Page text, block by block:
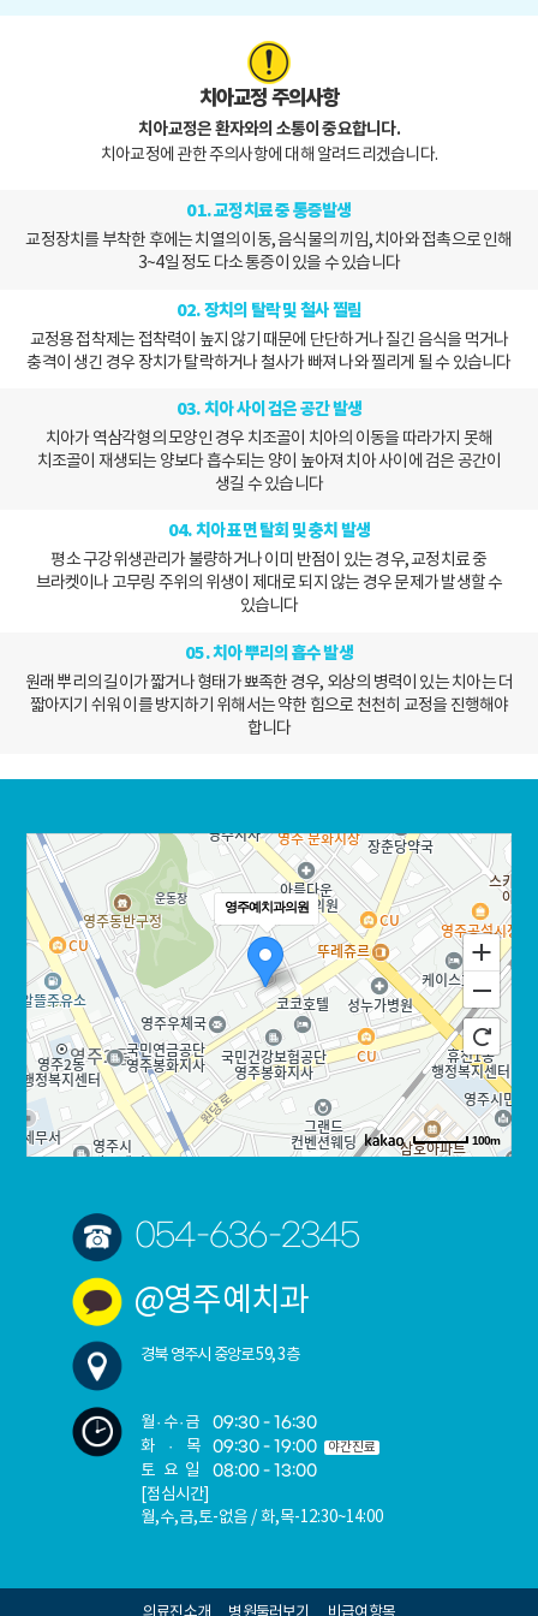
치아교정 주의사항
치아교정은 환자와의 소통이 중요합니다.
치아교정에 관한 주의사항에 대해 알려드리겠습니다.
01. 교정치료 중 통증발생
교정장치를 부착한 후에는 치열의 이동, 음식물의 끼임, 치아와 접촉으로 인해
3~4일 정도 다소 통증이 있을 수 있습니다
02. 장치의 탈락 및 철사 찔림
교정용 접착제는 접착력이 높지 않기 때문에 단단하거나 질긴 음식을 먹거나
충격이 생긴 경우 장치가 탈락하거나 철사가 빠져 나와 찔리게 될 수 있습니다
03. 치아 사이 검은 공간 발생
치아가 역삼각형의 모양인 경우 치조골이 치아의 이동을 따라가지 못해
치조골이 재생되는 양보다 흡수되는 양이 높아져 치아 사이에 검은 공간이
생길 수 있습니다
04. 치아 표면 탈회 및 충치 발생
평소 구강위생관리가 불량하거나 이미 반점이 있는 경우, 교정치료 중
브라켓이나고무링 주위의 위생이 제대로 되지 않는 경우 문제가 발생할 수
있습니다
05. 치아 뿌리의 흡수 발생
원래 뿌리의 길이가 짧거나 형태가 뾰족한 경우, 외상의 병력이 있는 치아는 더
짧아지기 쉬워 이를 방지하기 위해서는 약한 힘으로 천천히 교정을 진행해야
합니다
영주예치과의원
100m
주소
경북 영주시 중앙로 59 2층
전화
054-636-2345
@영주예치과
경북 영주시 중앙로 59, 3층
월·수·금
09:30 - 16:30
화 · 목
09:30 - 19:00 야간진료
토요일
08:00 - 13:00
[점심시간]
월,수,금,토-없음 / 화,목-12:30~14:00